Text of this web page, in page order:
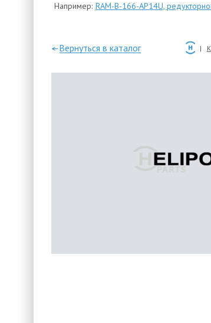
Например: RAM-B-166-AP14U,
—Вернуться в каталог